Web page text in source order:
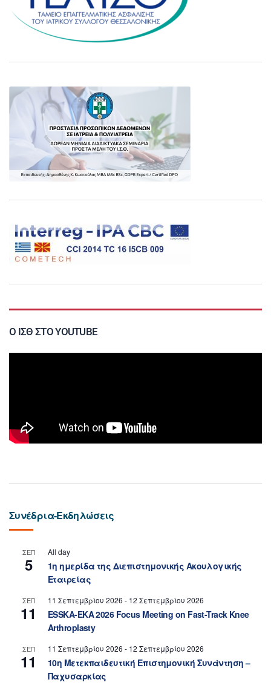
Ο ΙΣΘ ΣΤΟ YOUTUBE
Συνέδρια-Εκδηλώσεις
ΣΕΠ
5
All day
1η ημερίδα της Διεπιστημονικής Ακουλογικής
Εταιρείας
ΣΕΠ
11
11 Σεπτεμβρίου 2026 - 12 Σεπτεμβρίου 2026
ESSKA-EKA 2026 Focus Meeting on Fast-Track Knee
Arthroplasty
ΣΕΠ
11
11 Σεπτεμβρίου 2026 - 12 Σεπτεμβρίου 2026
10η Μετεκπαιδευτική Επιστημονική Συνάντηση –
Παχυσαρκίας